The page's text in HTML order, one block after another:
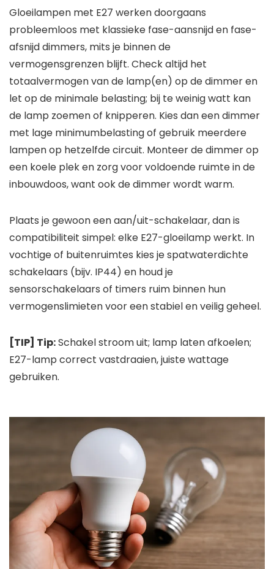
Gloeilampen met E27 werken doorgaans
probleemloos met klassieke fase-aansnijd en fase-
afsnijd dimmers, mits je binnen de
vermogensgrenzen blijft. Check altijd het
totaalvermogen van de lamp(en) op de dimmer en
let op de minimale belasting; bij te weinig watt kan
de lamp zoemen of knipperen. Kies dan een dimmer
met lage minimumbelasting of gebruik meerdere
lampen op hetzelfde circuit. Monteer de dimmer op
een koele plek en zorg voor voldoende ruimte in de
inbouwdoos, want ook de dimmer wordt warm.
Plaats je gewoon een aan/uit-schakelaar, dan is
compatibiliteit simpel: elke E27-gloeilamp werkt. In
vochtige of buitenruimtes kies je spatwaterdichte
schakelaars (bijv. IP44) en houd je
sensorschakelaars of timers ruim binnen hun
vermogenslimieten voor een stabiel en veilig geheel.
[TIP] Tip:Schakel stroom uit; lamp laten afkoelen;
E27-lamp correct vastdraaien, juiste wattage
gebruiken.